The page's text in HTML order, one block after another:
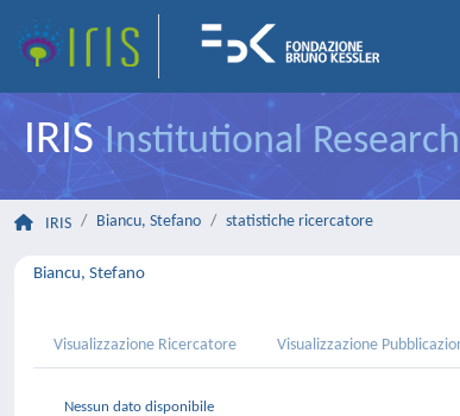
IRISInstitutional
IRIS Biancu, Stefano statistiche ricercatore
Biancu, Stefano
Visualizzazione Ricercatore Visualizzazione
Nessun dato disponibile